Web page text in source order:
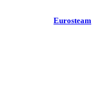
Eurosteam